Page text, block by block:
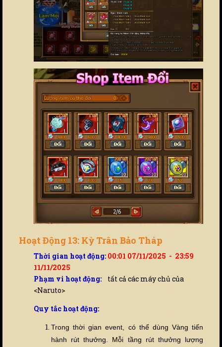
Hoạt Động 13: Kỳ Trân Bảo Tháp
Thời gian hoạt động: 00:01 07/11/2025 - 23:59
11/11/2025
Phạm vi hoạt động: tất cả các máy chủ của
<Naruto>
Quy tắc hoạt động:
Trong thời gian event, có thể dùng Vàng tiến
hành rút thưởng. Mỗi tầng rút thưởng lượng